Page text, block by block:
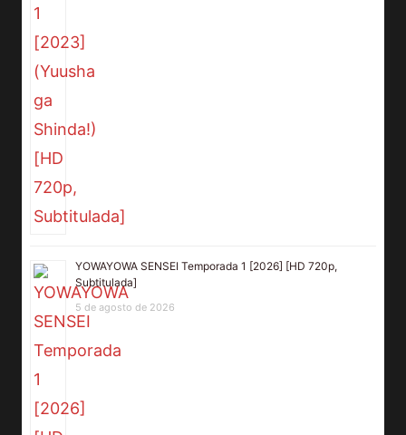
YOWAYOWA SENSEI Temporada 1 [2026] [HD 720p,
Subtitulada]
5 de agosto de 2026